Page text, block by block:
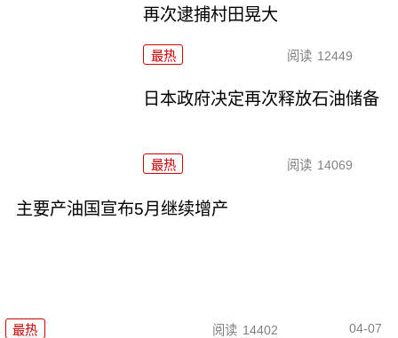
再次逮捕村田晃大
最热 阅读 12449
日本政府决定再次释放石油储备
最热 阅读 14069
主要产油国宣布5月继续增产
最热 阅读 14402 04-07